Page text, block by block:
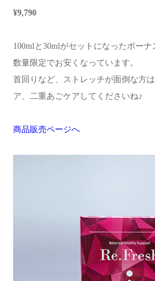
¥9,790
100mlと30mlがセットになったボーナ
数量限定でお安くなっています。
首回りなど、ストレッチが面倒な方
ア、二重あごケアしてくださいね♪
商品販売ページへ